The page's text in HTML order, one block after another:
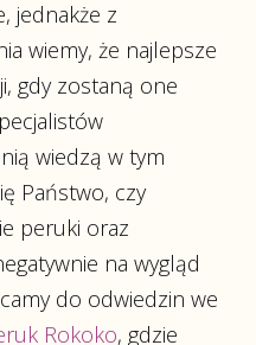
jednakże z
wiemy, że najlepsze
gdy zostaną one
wiedzą w tym
Państwo, czy
peruki oraz
na wygląd
do odwiedzin we
Rokoko, gdzie